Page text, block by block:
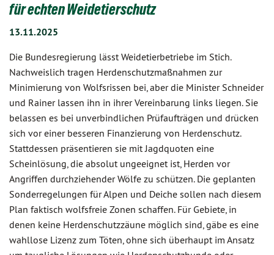
für echten Weidetierschutz
13.11.2025
Die Bundesregierung lässt Weidetierbetriebe im Stich.
Nachweislich tragen Herdenschutzmaßnahmen zur
Minimierung von Wolfsrissen bei, aber die Minister Schneider
und Rainer lassen ihn in ihrer Vereinbarung links liegen. Sie
belassen es bei unverbindlichen Prüfaufträgen und drücken
sich vor einer besseren Finanzierung von Herdenschutz.
Stattdessen präsentieren sie mit Jagdquoten eine
Scheinlösung, die absolut ungeeignet ist, Herden vor
Angriffen durchziehender Wölfe zu schützen. Die geplanten
Sonderregelungen für Alpen und Deiche sollen nach diesem
Plan faktisch wolfsfreie Zonen schaffen. Für Gebiete, in
denen keine Herdenschutzzäune möglich sind, gäbe es eine
wahllose Lizenz zum Töten, ohne sich überhaupt im Ansatz